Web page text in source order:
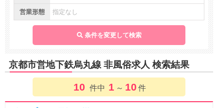
営業形態 指定なし
条件を変更して検索
京都市営地下鉄烏丸線 非風俗求人 検索結果
10 件中 1 ～ 10 件